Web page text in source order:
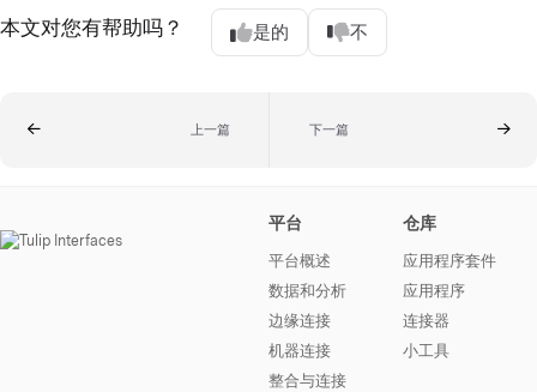
本文对您有帮助吗？ 是的 不
上一篇 下一篇
平台
平台概述
数据和分析
边缘连接
机器连接
整合与连接
仓库
应用程序套件
应用程序
连接器
小工具